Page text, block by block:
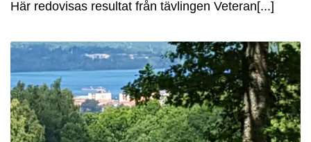
Här redovisas resultat från tävlingen Veteran[...]